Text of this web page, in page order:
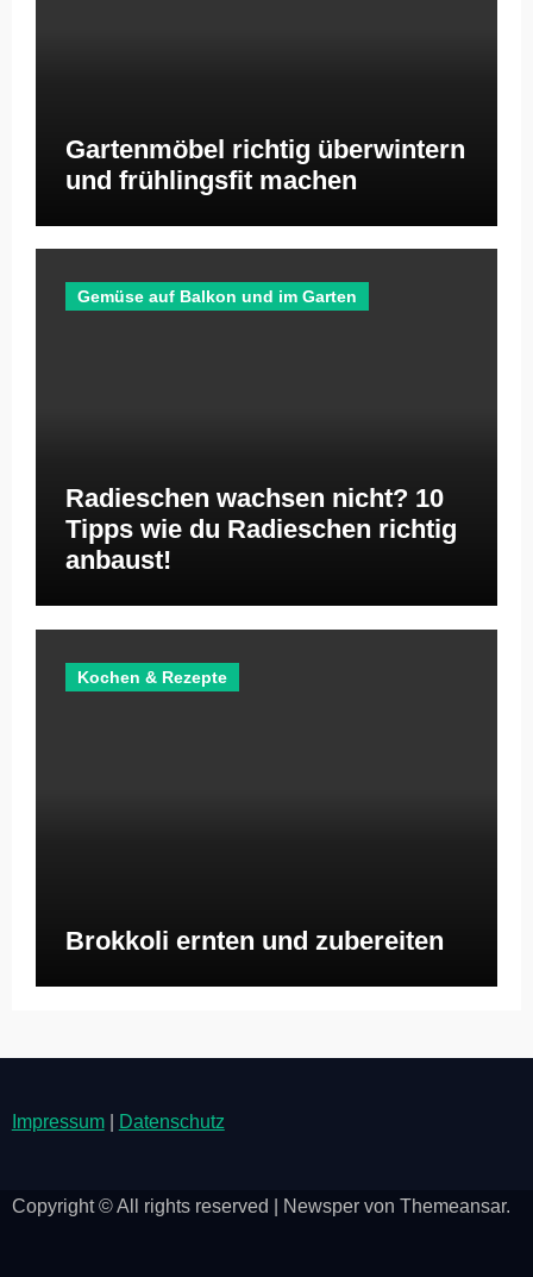
Gartenmöbel richtig überwintern
und frühlingsfit machen
Gemüse auf Balkon und im Garten
Radieschen wachsen nicht? 10
Tipps wie du Radieschen richtig
anbaust!
Kochen & Rezepte
Brokkoli ernten und zubereiten
Impressum| Datenschutz
Copyright © All rights reserved Newspervon Themeansar.